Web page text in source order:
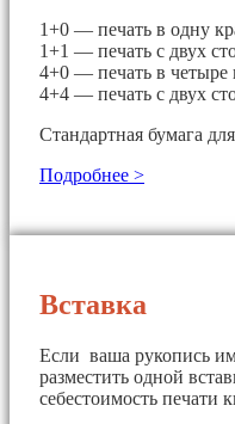
1+0 — печать в одну
1+1 — печать с двух
4+0 — печать в четыре
4+4 — печать с двух
Стандартная бумага
Подробнее >
Вставка
Если ваша рукопись
разместить одной
себестоимость печати